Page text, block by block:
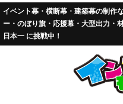
イベント幕・横断幕・建築幕の制作
ー・のぼり旗・応援幕・大型出力・
日本一 に挑戦中！